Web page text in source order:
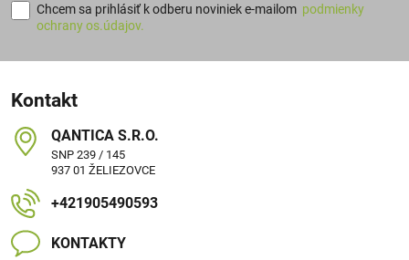
Chcem sa prihlásiť k odberu noviniek e-mailom podmienky
ochrany os.údajov.
Kontakt
QANTICA S​.R​.O​.
SNP 239 / 145
937 01 ŽELIEZOVCE
+421905490593
KONTAKTY